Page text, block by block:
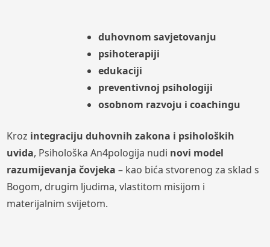
duhovnom savjetovanju
psihoterapiji
edukaciji
preventivnoj psihologiji
osobnom razvoju i coachingu
Kroz integraciju duhovnih zakona i psiholoških
uvida, Psihološka An4pologija nudi novi model
razumijevanja čovjeka – kao bića stvorenog za sklad s
Bogom, drugim ljudima, vlastitom misijom i
materijalnim svijetom.